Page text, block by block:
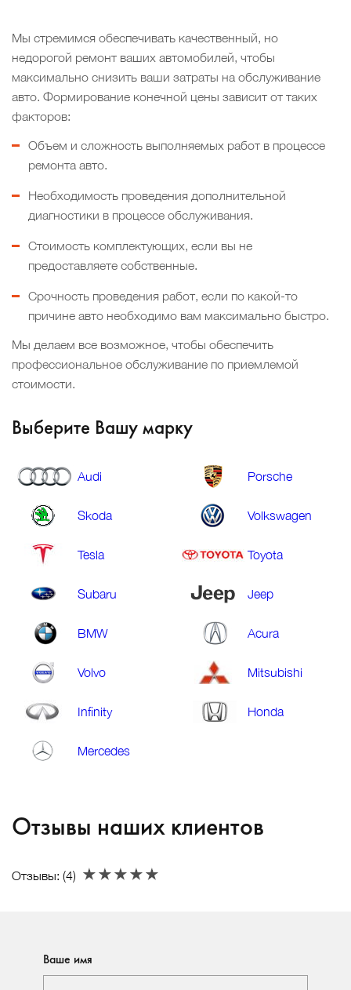
Мы стремимся обеспечивать качественный, но
недорогой ремонт ваших автомобилей, чтобы
максимально снизить ваши затраты на обслуживание
авто. Формирование конечной цены зависит от таких
факторов:
Объем и сложность выполняемых работ в процессе
ремонта авто.
Необходимость проведения дополнительной
диагностики в процессе обслуживания.
Стоимость комплектующих, если вы не
предоставляете собственные.
Срочность проведения работ, если по какой-то
причине авто необходимо вам максимально быстро.
Мы делаем все возможное, чтобы обеспечить
профессиональное обслуживание по приемлемой
стоимости.
Выберите Вашу марку
Audi Porsche
Skoda Volkswagen
Tesla Toyota
Subaru Jeep
BMW Acura
Volvo Mitsubishi
Infinity Honda
Mercedes
Отзывы наших клиентов
Отзывы: (4)
Ваше имя